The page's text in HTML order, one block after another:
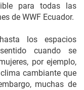
para todas las
de WWF Ecuador.
los espacios
cuando se
por ejemplo,
cambiante que
muchas de